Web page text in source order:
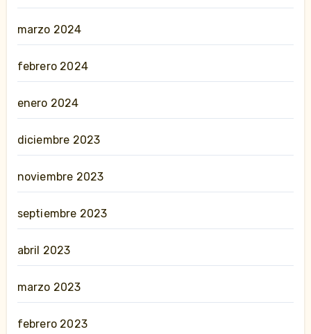
marzo 2024
febrero 2024
enero 2024
diciembre 2023
noviembre 2023
septiembre 2023
abril 2023
marzo 2023
febrero 2023